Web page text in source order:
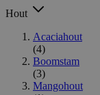
Hout
Acaciahout
(4)
Boomstam
(3)
Mangohout